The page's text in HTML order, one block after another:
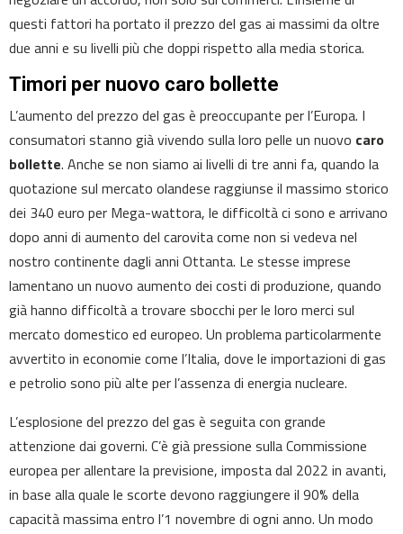
questi fattori ha portato il prezzo del gas ai massimi da oltre
due anni e su livelli più che doppi rispetto alla media storica.
Timori per nuovo caro bollette
L’aumento del prezzo del gas è preoccupante per l’Europa. I
consumatori stanno già vivendo sulla loro pelle un nuovo caro
bollette. Anche se non siamo ai livelli di tre anni fa, quando la
quotazione sul mercato olandese raggiunse il massimo storico
dei 340 euro per Mega-wattora, le difficoltà ci sono e arrivano
dopo anni di aumento del carovita come non si vedeva nel
nostro continente dagli anni Ottanta. Le stesse imprese
lamentano un nuovo aumento dei costi di produzione, quando
già hanno difficoltà a trovare sbocchi per le loro merci sul
mercato domestico ed europeo. Un problema particolarmente
avvertito in economie come l’Italia, dove le importazioni di gas
e petrolio sono più alte per l’assenza di energia nucleare.
L’esplosione del prezzo del gas è seguita con grande
attenzione dai governi. C’è già pressione sulla Commissione
europea per allentare la previsione, imposta dal 2022 in avanti,
in base alla quale le scorte devono raggiungere il 90% della
capacità massima entro l’1 novembre di ogni anno. Un modo